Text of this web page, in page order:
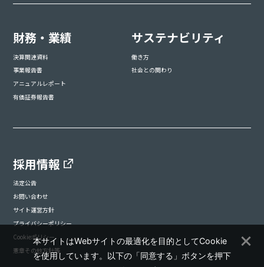
財務・業績
決算関連資料
事業報告書
アニュアルレポート
有価証券報告書
サステナビリティ
働き方
社会との関わり
採用情報
法定公告
お問い合わせ
サイト運営方針
プライバシーポリシー
Cookieポリシー
憲章その他方針等
本サイトはWebサイトの最適化を目的としてCookie
を使用しています。以下の「同意する」ボタンを押下